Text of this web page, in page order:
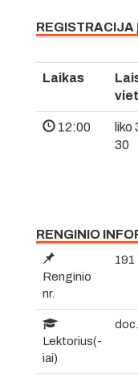
REGISTRACIJA
Laikas
12:00
liko
30
RENGINIO
Renginio
nr.
191
Lektorius(-
iai)